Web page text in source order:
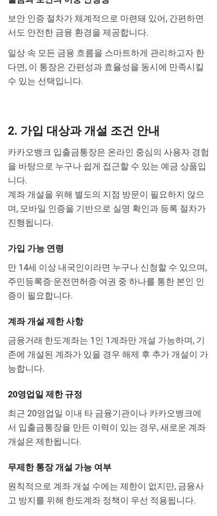
보안 인증 절차가 체계적으로 마련돼 있어, 간편하면
서도 안전한 금융 환경을 제공합니다.
일상 속 모든 금융 흐름을 스마트하게 관리하고자 한
다면, 이 통장은 간편성과 효율성을 동시에 만족시킬
수 있는 선택입니다.
2. 가입 대상과 개설 조건 안내
카카오뱅크 입출금통장은 온라인 중심의 사용자 경험
을 바탕으로 누구나 쉽게 접근할 수 있는 예금 상품입
니다.
계좌 개설을 위해 별도의 지점 방문이 필요하지 않으
며, 모바일 인증을 기반으로 실명 확인과 등록 절차가
진행됩니다.
가입 가능 연령
만 14세 이상 내국인이라면 누구나 신청할 수 있으며,
주민등록증·운전면허증·여권 중 하나를 통한 본인 인
증이 필요합니다.
계좌 개설 제한 사항
금융거래 한도계좌는 1인 1계좌만 개설 가능하며, 기
존에 개설된 계좌가 있을 경우 해제 후 추가 개설이 가
능합니다.
20영업일 제한 규정
최근 20영업일 이내 타 금융기관이나 카카오뱅크에
서 입출금통장을 만든 이력이 있는 경우, 새로운 계좌
개설은 제한됩니다.
무제한 통장 개설 가능 여부
원칙적으로 계좌 개설 수에는 제한이 없지만, 금융사
고 방지를 위해 한도계좌 정책이 우선 적용됩니다.